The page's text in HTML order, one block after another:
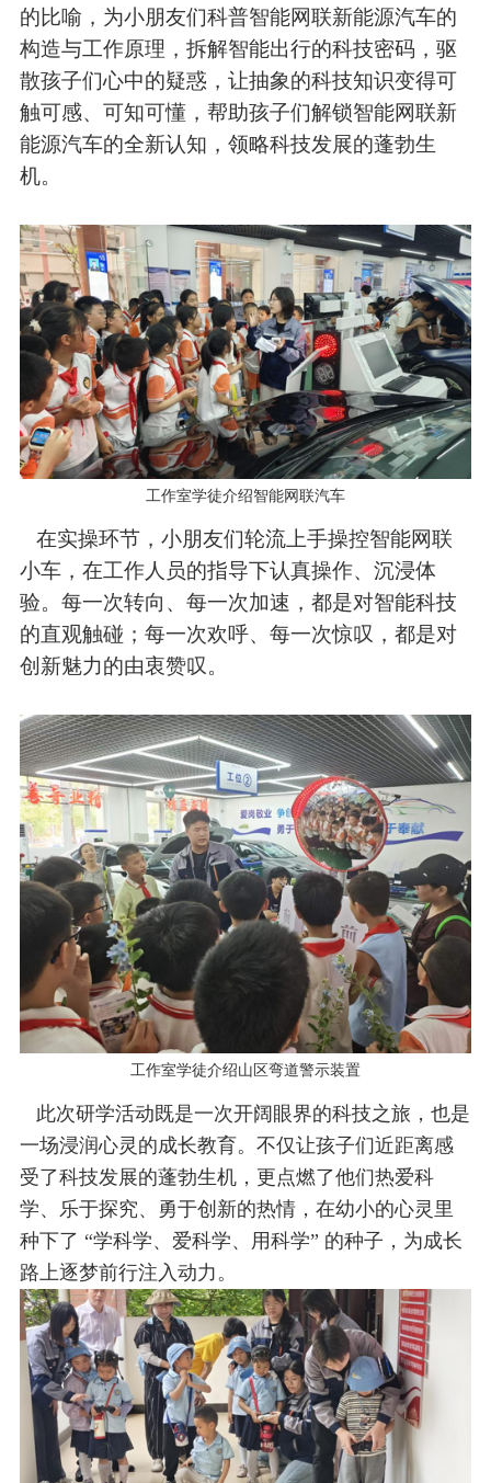
的比喻，为小朋友们科普智能网联新能源汽车的
构造与工作原理，拆解智能出行的科技密码，驱
散孩子们心中的疑惑，让抽象的科技知识变得可
触可感、可知可懂，帮助孩子们解锁智能网联新
能源汽车的全新认知，领略科技发展的蓬勃生
机。
工作室学徒介绍智能网联汽车
在实操环节，小朋友们轮流上手操控智能网联
小车，在工作人员的指导下认真操作、沉浸体
验。每一次转向、每一次加速，都是对智能科技
的直观触碰；每一次欢呼、每一次惊叹，都是对
创新魅力的由衷赞叹。
工作室学徒介绍山区弯道警示装置
此次研学活动既是一次开阔眼界的科技之旅，也是
一场浸润心灵的成长教育。不仅让孩子们近距离感
受了科技发展的蓬勃生机，更点燃了他们热爱科
学、乐于探究、勇于创新的热情，在幼小的心灵里
种下了 “学科学、爱科学、用科学” 的种子，为成长
路上逐梦前行注入动力。